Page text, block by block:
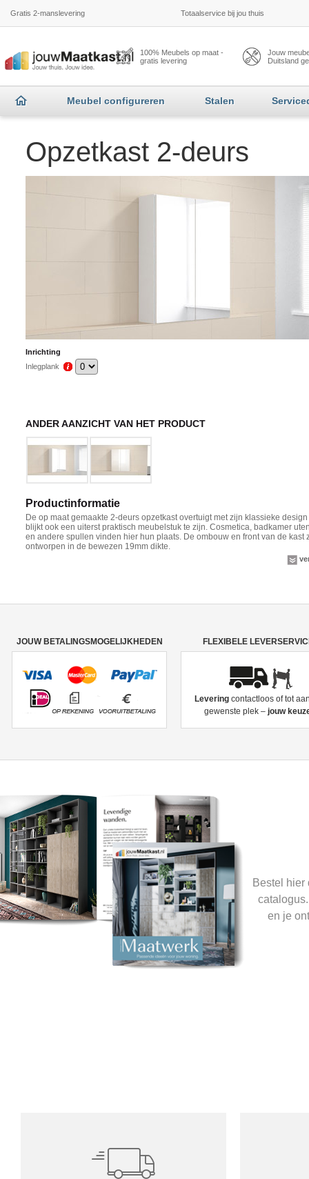
Gratis 2-manslevering Totaalservice bij jou thuis
100% Meubels op maat -
gratis levering
Jouw
Duitsland
Meubel configureren Stalen
Opzetkast 2-deurs
Inrichting
Inlegplank
ANDER AANZICHT VAN HET PRODUCT
Productinformatie
De op maat gemaakte 2-deurs opzetkast overtuigt met zijn klassieke
blijkt ook een uiterst praktisch meubelstuk te zijn. Cosmetica, badkamer
en andere spullen vinden hier hun plaats. De ombouw en front van de kast
ontworpen in de bewezen 19mm dikte.
JOUW BETALINGSMOGELIJKHEDEN FLEXIBELE
Levering contactloos of tot
gewenste plek – jouw
Bestel hier
en je